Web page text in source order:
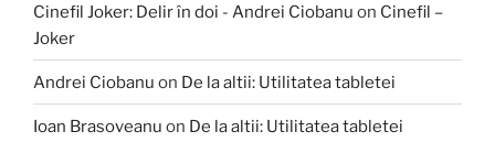
Cinefil Joker: Delir în doi - Andrei Ciobanu on Cinefil –
Joker
Andrei Ciobanu on De la altii: Utilitatea tabletei
Ioan Brasoveanu on De la altii: Utilitatea tabletei